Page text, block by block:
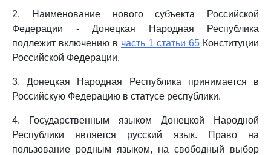
2. Наименование нового субъекта Российской
Федерации - Донецкая Народная Республика
подлежит включению в часть 1 статьи 65 Конституции
Российской Федерации.
3. Донецкая Народная Республика принимается в
Российскую Федерацию в статусе республики.
4. Государственным языком Донецкой Народной
Республики является русский язык. Право на
пользование родным языком, на свободный выбор